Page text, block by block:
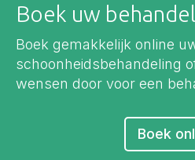
Boek uw
Boek gemakkelijk online
schoonheidsbehandeling
wensen door voor een
Boek